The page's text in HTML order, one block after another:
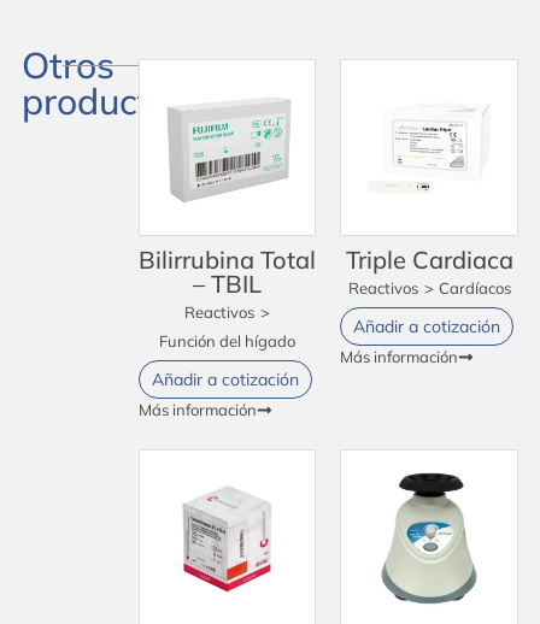
Otros
productos
Bilirrubina Total
– TBIL
Reactivos >
Función del hígado
Añadir a cotización
Más información
Triple Cardiaca
Reactivos > Cardíacos
Añadir a cotización
Más información